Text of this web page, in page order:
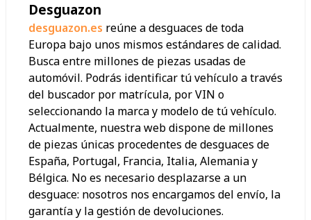
Desguazon
desguazon.es reúne a desguaces de toda
Europa bajo unos mismos estándares de calidad.
Busca entre millones de piezas usadas de
automóvil. Podrás identificar tú vehículo a través
del buscador por matrícula, por VIN o
seleccionando la marca y modelo de tú vehículo.
Actualmente, nuestra web dispone de millones
de piezas únicas procedentes de desguaces de
España, Portugal, Francia, Italia, Alemania y
Bélgica. No es necesario desplazarse a un
desguace: nosotros nos encargamos del envío, la
garantía y la gestión de devoluciones.